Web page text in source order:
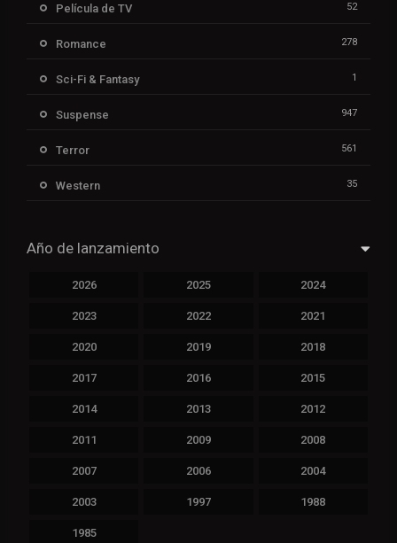
Película de TV 52
Romance 278
Sci-Fi & Fantasy 1
Suspense 947
Terror 561
Western 35
Año de lanzamiento
2026 2025 2024
2023 2022 2021
2020 2019 2018
2017 2016 2015
2014 2013 2012
2011 2009 2008
2007 2006 2004
2003 1997 1988
1985